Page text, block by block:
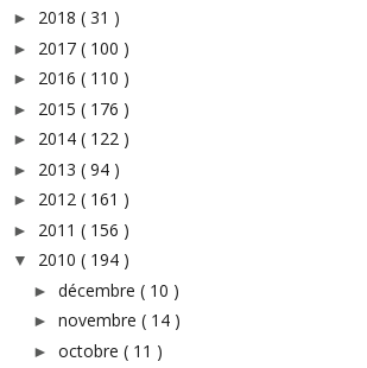
► 2018 ( 31 )
► 2017 ( 100 )
► 2016 ( 110 )
► 2015 ( 176 )
► 2014 ( 122 )
► 2013 ( 94 )
► 2012 ( 161 )
► 2011 ( 156 )
▼ 2010 ( 194 )
► décembre ( 10 )
► novembre ( 14 )
► octobre ( 11 )